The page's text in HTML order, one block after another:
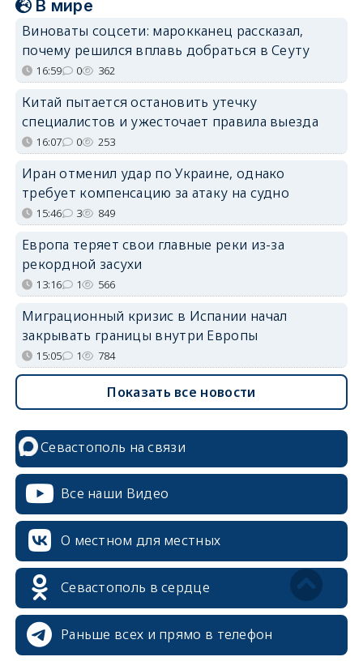
В мире
Виноваты соцсети: марокканец рассказал,
почему решился вплавь добраться в Сеуту
16:59 0 362
Китай пытается остановить утечку
специалистов и ужесточает правила выезда
16:07 0 253
Иран отменил удар по Украине, однако
требует компенсацию за атаку на судно
15:46 3 849
Европа теряет свои главные реки из-за
рекордной засухи
13:16 1 566
Миграционный кризис в Испании начал
закрывать границы внутри Европы
15:05 1 784
Показать все новости
Севастополь на связи
Все наши Видео
О местном для местных
Севастополь в сердце
Раньше всех и прямо в телефон